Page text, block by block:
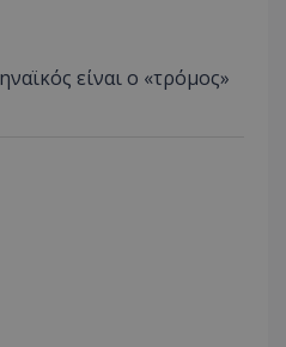
είναι ο «τρόμος»